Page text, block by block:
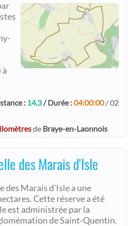
à
: 14,3/ Durée :04:00:00/ 02
de Braye-en-Laonnois
des Marais d'Isle
des Marais d'Isle a une
Cette réserve a été
est administrée par la
de Saint-Quentin.